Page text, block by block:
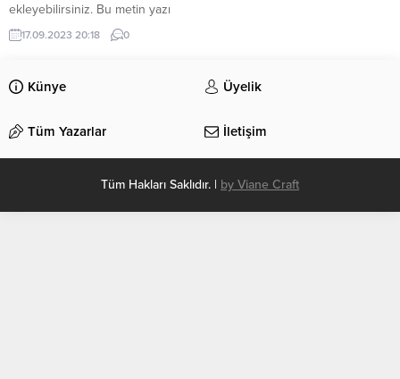
ekleyebilirsiniz. Bu metin yazı
düzenleme sayfasında “Özet”
bölümünden eklenebilir. Özet
olarak bu şekilde gösterilir,
eklenmemişse bu alan boş kalır.
17.09.2023 20:18 0
Künye Üyelik
Tüm Yazarlar İletişim
Tüm Hakları Saklıdır. | by Viane Craft